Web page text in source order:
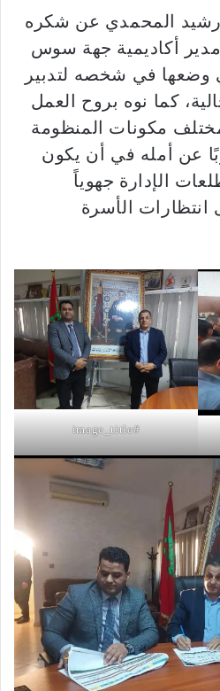
رشيد المحمدي عن شكره
أكاديمية جهة سوس
وضعها في شخصه لتدبير
كما نوه بروح العمل
مكونات المنظومة
عن أمله في أن يكون
الإدارة جهوياً
الأسرة
#image_title